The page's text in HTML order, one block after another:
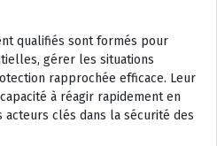
qualifiés sont formés pour
gérer les situations
rapprochée efficace. Leur
à réagir rapidement en
acteurs clés dans la sécurité des